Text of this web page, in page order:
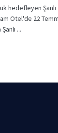
hedefleyen
Otel'de 22
...